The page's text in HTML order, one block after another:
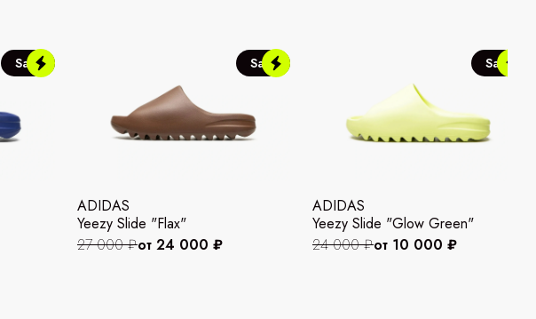
Sale Sale
ADIDAS
Yeezy Slide "Flax"
27 000 ₽от 24 000 ₽
Sale
ADIDAS
Yeezy Slide "Glow Green"
24 000 ₽от 10 000 ₽